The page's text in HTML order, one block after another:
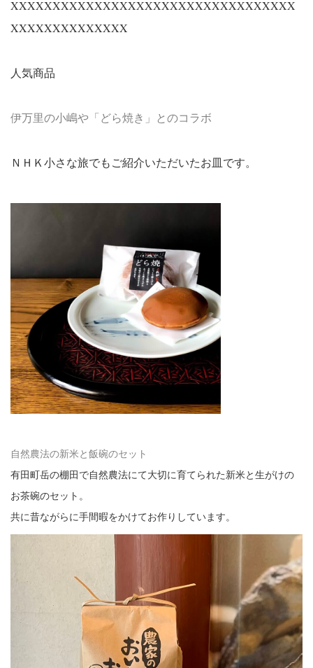
XXXXXXXXXXXXXXXXXXXXXXXXXXXXXXXXXX
XXXXXXXXXXXXXX
人気商品
伊万里の小嶋や「どら焼き」とのコラボ
ＮＨＫ小さな旅でもご紹介いただいたお皿です。
自然農法の新米と飯碗のセット
有田町岳の棚田で自然農法にて大切に育てられた新米と生がけの
お茶碗のセット。
共に昔ながらに手間暇をかけてお作りしています。